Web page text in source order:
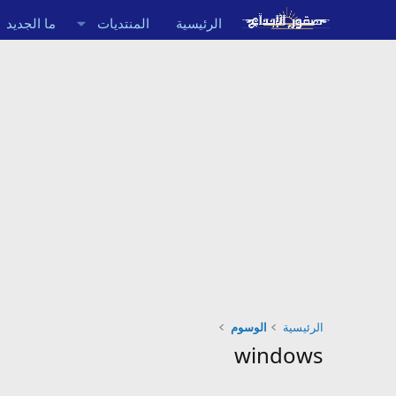
الرئيسية المنتديات ما الجديد
الرئيسية الوسوم
windows